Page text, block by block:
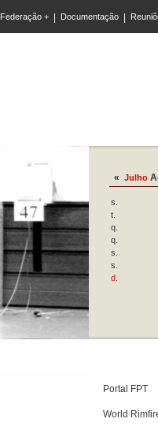
Federação + Documentação
« Julho
s.
t.
q.
q.
s.
s.
d.
Portal FPT
World